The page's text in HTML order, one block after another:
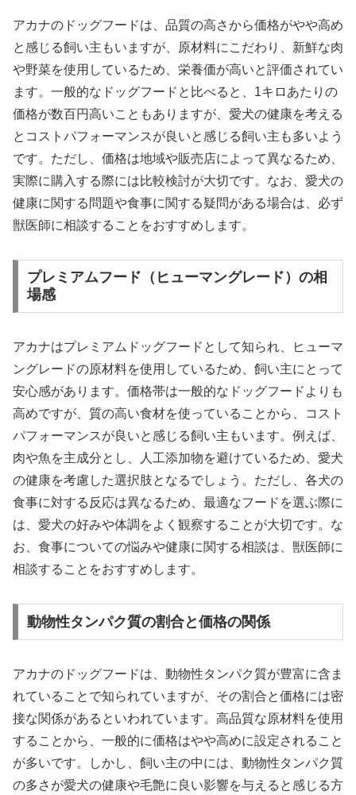
アカナのドッグフードは、品質の高さから価格がやや高め
と感じる飼い主もいますが、原材料にこだわり、新鮮な肉
や野菜を使用しているため、栄養価が高いと評価されてい
ます。一般的なドッグフードと比べると、1キロあたりの
価格が数百円高いこともありますが、愛犬の健康を考える
とコストパフォーマンスが良いと感じる飼い主も多いよう
です。ただし、価格は地域や販売店によって異なるため、
実際に購入する際には比較検討が大切です。なお、愛犬の
健康に関する問題や食事に関する疑問がある場合は、必ず
獣医師に相談することをおすすめします。
プレミアムフード（ヒューマングレード）の相
場感
アカナはプレミアムドッグフードとして知られ、ヒューマ
ングレードの原材料を使用しているため、飼い主にとって
安心感があります。価格帯は一般的なドッグフードよりも
高めですが、質の高い食材を使っていることから、コスト
パフォーマンスが良いと感じる飼い主もいます。例えば、
肉や魚を主成分とし、人工添加物を避けているため、愛犬
の健康を考慮した選択肢となるでしょう。ただし、各犬の
食事に対する反応は異なるため、最適なフードを選ぶ際に
は、愛犬の好みや体調をよく観察することが大切です。な
お、食事についての悩みや健康に関する相談は、獣医師に
相談することをおすすめします。
動物性タンパク質の割合と価格の関係
アカナのドッグフードは、動物性タンパク質が豊富に含ま
れていることで知られていますが、その割合と価格には密
接な関係があるといわれています。高品質な原材料を使用
することから、一般的に価格はやや高めに設定されること
が多いです。しかし、飼い主の中には、動物性タンパク質
の多さが愛犬の健康や毛艶に良い影響を与えると感じる方